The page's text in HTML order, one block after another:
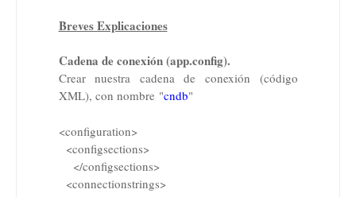
Breves Explicaciones
Cadena de conexión (app.config).
Crear nuestra cadena de conexión (código
XML), con nombre "cndb"
<configuration>
<configsections>
</configsections>
<connectionstrings>